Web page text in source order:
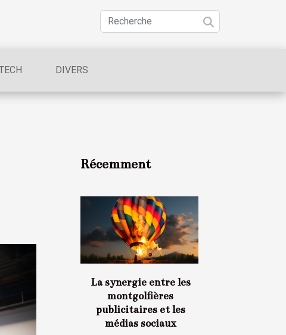
DIVERS
Récemment
La synergie entre les
montgolfières
publicitaires et les
médias sociaux